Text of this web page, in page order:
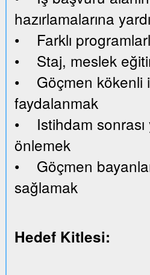
hazırlamalarına
• Farklı
• Staj, meslek
• Göçmen kökenli
faydalanmak
• Istihdam sonrası
önlemek
• Göçmen
sağlamak
Hedef Kitlesi: